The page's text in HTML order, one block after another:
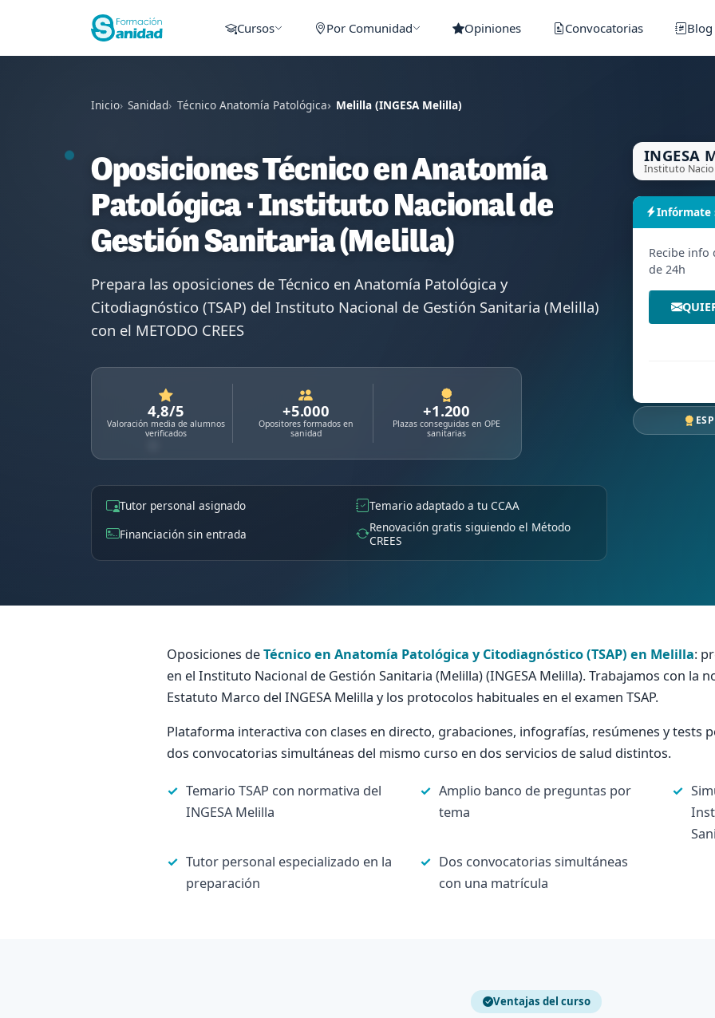
Cursos Por Comunidad Opiniones Convocatorias Blog
Inicio Sanidad Técnico Anatomía Patológica Melilla (INGESA Melilla)
Oposiciones Técnico en Anatomía
Patológica · Instituto Nacional de
Gestión Sanitaria (Melilla)
Prepara las oposiciones de Técnico en Anatomía Patológica y
Citodiagnóstico (TSAP) del Instituto Nacional de Gestión Sanitaria (Melilla)
con el METODO CREES
4,8/5
Valoración media de alumnos
verificados
+5.000
Opositores formados en
sanidad
+1.200
Plazas conseguidas en OPE
sanitarias
Tutor personal asignado
Temario adaptado a tu CCAA
Financiación sin entrada
Renovación gratis siguiendo el Método
CREES
INGESA
Infórmate
Recibe info
de 24h
Oposiciones deTécnico en Anatomía Patológica y Citodiagnóstico (TSAP) en Melilla:
en el Instituto Nacional de Gestión Sanitaria (Melilla) (INGESA Melilla). Trabajamos con la
Estatuto Marco del INGESA Melilla y los protocolos habituales en el examen TSAP.
Plataforma interactiva con clases en directo, grabaciones, infografías, resúmenes y tests
dos convocatorias simultáneas del mismo curso en dos servicios de salud distintos.
Temario TSAP con normativa del
INGESA Melilla
Amplio banco de preguntas por
tema
Tutor personal especializado en la
preparación
Dos convocatorias simultáneas
con una matrícula
Ventajas del curso